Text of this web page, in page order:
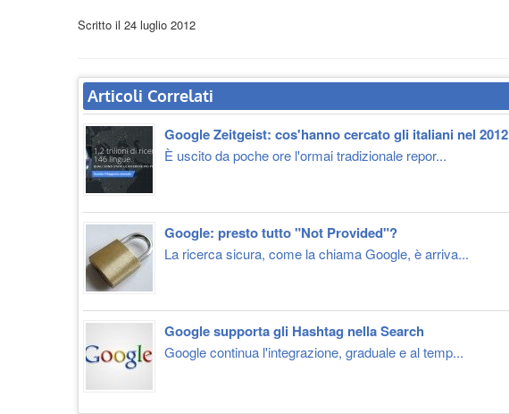
Scritto il 24 luglio 2012
Articoli Correlati
Google Zeitgeist: cos'hanno cercato gli italiani nel 2012
È uscito da poche ore l'ormai tradizionale repor...
Google: presto tutto "Not Provided"?
La ricerca sicura, come la chiama Google, è arriva...
Google supporta gli Hashtag nella Search
Google continua l'integrazione, graduale e al temp...